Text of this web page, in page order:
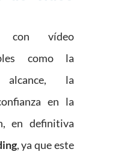
con vídeo
como la
la
en la
en definitiva
, ya que este